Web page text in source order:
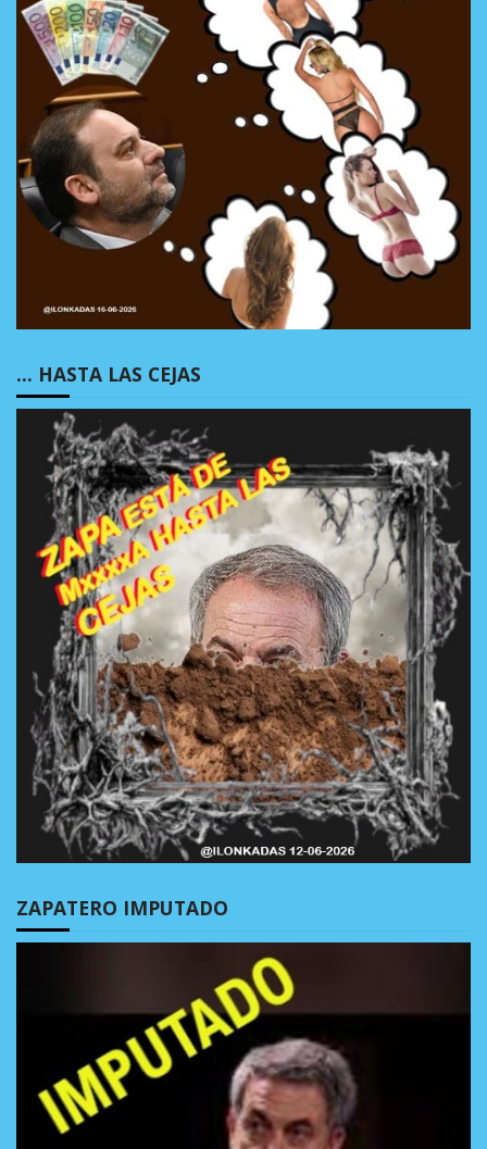
… HASTA LAS CEJAS
ZAPATERO IMPUTADO